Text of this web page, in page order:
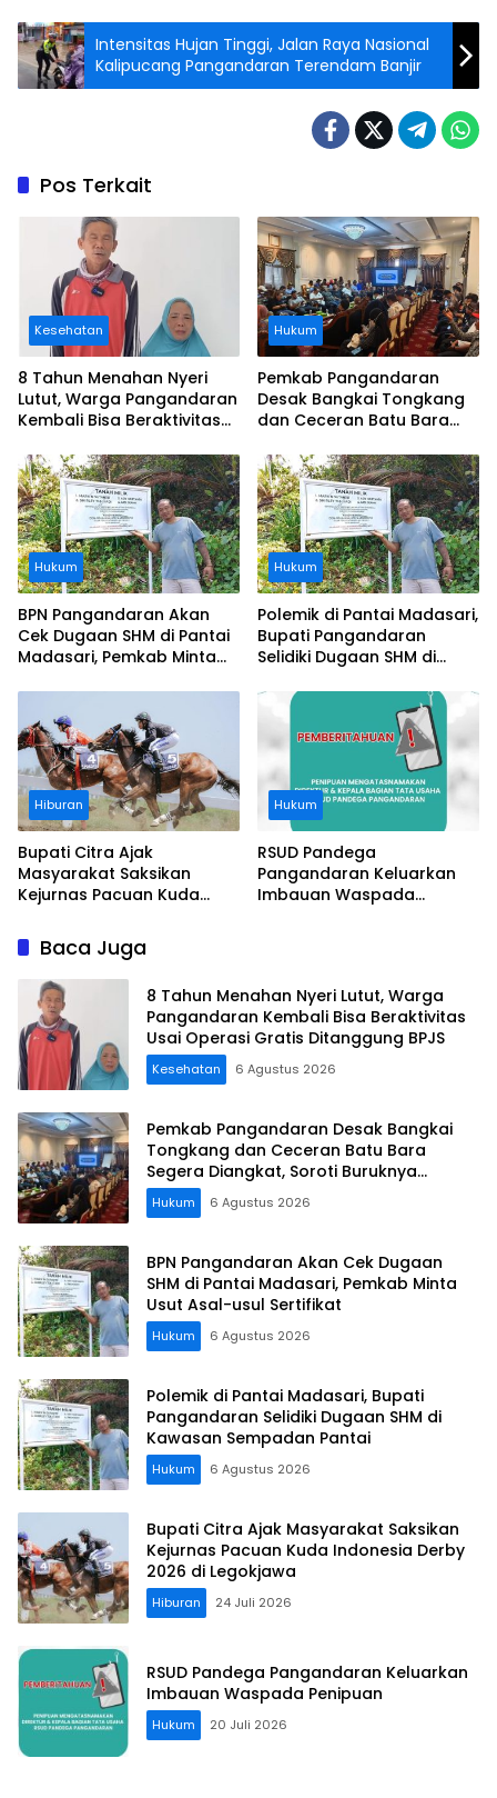
Intensitas Hujan Tinggi, Jalan Raya Nasional
Kalipucang Pangandaran Terendam Banjir
Pos Terkait
Kesehatan
8 Tahun Menahan Nyeri
Lutut, Warga Pangandaran
Kembali Bisa Beraktivitas
Ditanggung BPJS
Hukum
Pemkab Pangandaran
Desak Bangkai Tongkang
dan Ceceran Batu Bara
Buruknya Koordinasi
Perusahaan
Hukum
BPN Pangandaran Akan
Cek Dugaan SHM di Pantai
Madasari, Pemkab Minta
Hukum
Polemik di Pantai Madasari,
Bupati Pangandaran
Selidiki Dugaan SHM di
Pantai
Hiburan
Bupati Citra Ajak
Masyarakat Saksikan
Kejurnas Pacuan Kuda
Legokjawa
Hukum
RSUD Pandega
Pangandaran Keluarkan
Imbauan Waspada
Baca Juga
8 Tahun Menahan Nyeri Lutut, Warga
Pangandaran Kembali Bisa Beraktivitas
Usai Operasi Gratis Ditanggung BPJS
Kesehatan 6 Agustus 2026
Pemkab Pangandaran Desak Bangkai
Tongkang dan Ceceran Batu Bara
Segera Diangkat, Soroti Buruknya
Koordinasi Perusahaan
Hukum 6 Agustus 2026
BPN Pangandaran Akan Cek Dugaan
SHM di Pantai Madasari, Pemkab Minta
Usut Asal-usul Sertifikat
Hukum 6 Agustus 2026
Polemik di Pantai Madasari, Bupati
Pangandaran Selidiki Dugaan SHM di
Kawasan Sempadan Pantai
Hukum 6 Agustus 2026
Bupati Citra Ajak Masyarakat Saksikan
Kejurnas Pacuan Kuda Indonesia Derby
2026 di Legokjawa
Hiburan 24 Juli 2026
RSUD Pandega Pangandaran Keluarkan
Imbauan Waspada Penipuan
Hukum 20 Juli 2026